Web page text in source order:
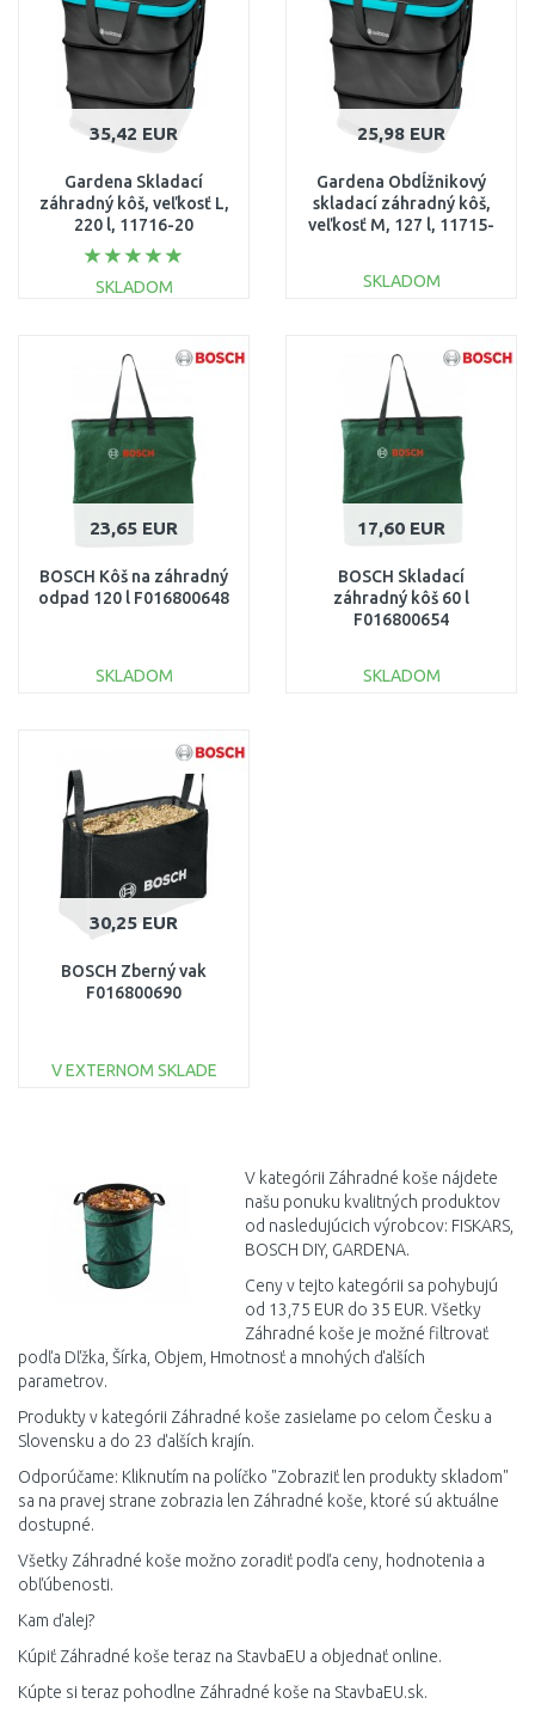
35,42 EUR
Gardena Skladací
záhradný kôš, veľkosť L,
220 l, 11716-20
SKLADOM
Porovnať
25,98 EUR
Gardena Obdĺžnikový
skladací záhradný kôš,
veľkosť M, 127 l, 11715-
SKLADOM
Porovnať
23,65 EUR
BOSCH Kôš na záhradný
odpad 120 l F016800648
SKLADOM
17,60 EUR
BOSCH Skladací
záhradný kôš 60 l
F016800654
SKLADOM
30,25 EUR
BOSCH Zberný vak
F016800690
V EXTERNOM SKLADE
V kategórii Záhradné koše nájdete
našu ponuku kvalitných produktov
od nasledujúcich výrobcov: FISKARS,
BOSCH DIY, GARDENA.
Ceny v tejto kategórii sa pohybujú
od 13,75 EUR do 35 EUR. Všetky
Záhradné koše je možné filtrovať
podľa Dľžka, Šírka, Objem, Hmotnosť a mnohých ďalších
parametrov.
Produkty v kategórii Záhradné koše zasielame po celom Česku a
Slovensku a do 23 ďalších krajín.
Odporúčame: Kliknutím na políčko "Zobraziť len produkty skladom"
sa na pravej strane zobrazia len Záhradné koše, ktoré sú aktuálne
dostupné.
Všetky Záhradné koše možno zoradiť podľa ceny, hodnotenia a
obľúbenosti.
Kam ďalej?
Kúpiť Záhradné koše teraz na StavbaEU a objednať online.
Kúpte si teraz pohodlne Záhradné koše na StavbaEU.sk.